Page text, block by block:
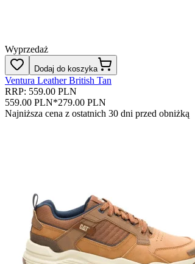
Wyprzedaż
Dodaj do koszyka
Ventura Leather British Tan
RRP: 559.00 PLN
559.00 PLN*279.00 PLN
Najniższa cena z ostatnich 30 dni przed obniżką